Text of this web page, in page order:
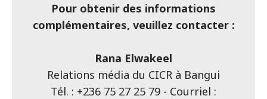
Pour obtenir des informations
complémentaires, veuillez contacter :
Rana Elwakeel
Relations média du CICR à Bangui
Tél. : +236 75 27 25 79 - Courriel :